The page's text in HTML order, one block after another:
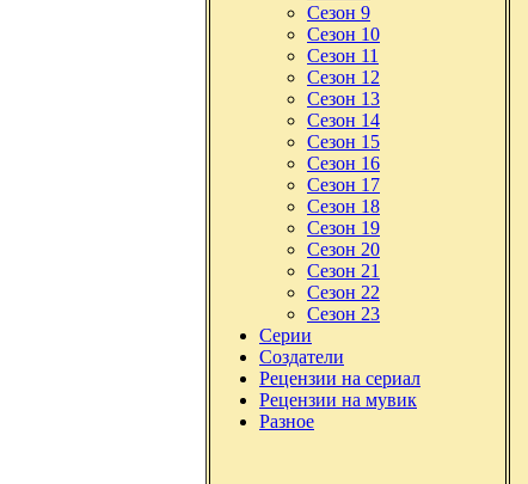
Сезон 9
Сезон 10
Сезон 11
Сезон 12
Сезон 13
Сезон 14
Сезон 15
Сезон 16
Сезон 17
Сезон 18
Сезон 19
Сезон 20
Сезон 21
Сезон 22
Сезон 23
Серии
Создатели
Рецензии на сериал
Рецензии на мувик
Разное